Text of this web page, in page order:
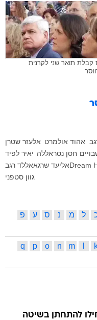
קבלת תואר שני לקרנית
אהוד אולמרט אלעזר שטרן
חסן נסראללה יאיר לפיד
Dreamאליעד שרגאאללד רגב
גוון סטפני
ל מ נ ס ע
פ
m
n
o
p
q
להתחתן בשיטה